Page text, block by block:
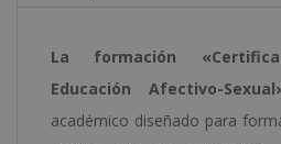
La formación
Educación Afectivo-
académico diseñado para